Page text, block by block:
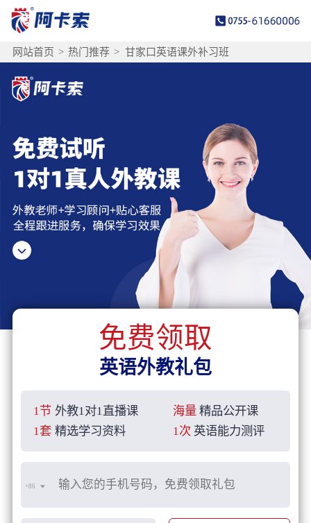
网站首页 > 热门推荐 > 甘家口英语课外补习班
免费领取
英语外教礼包
1节 外教1对1直播课 海量 精品公开课
1套 精选学习资料 1次 英语能力测评
+86